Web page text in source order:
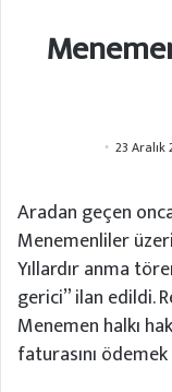
23 Aralık
Aradan geçen
Menemenliler
Yıllardır anma
gerici” ilan edildi.
Menemen halkı
faturasını ödemek